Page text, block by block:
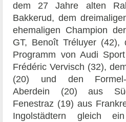
dem 27 Jahre alten
Bakkerud, dem
ehemaligen Champion
GT, Benoît Tréluyer (42),
Programm von Audi
Frédéric Vervisch (32),
(20) und den Formel-
Aberdein (20) aus
Fenestraz (19) aus
Ingolstädtern gleich